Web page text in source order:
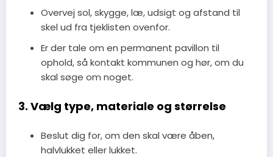
Overvej sol, skygge, læ, udsigt og afstand til
skel ud fra tjeklisten ovenfor.
Er der tale om en permanent pavillon til
ophold, så kontakt kommunen og hør, om du
skal søge om noget.
3. Vælg type, materiale og størrelse
Beslut dig for, om den skal være åben,
halvlukket eller lukket.